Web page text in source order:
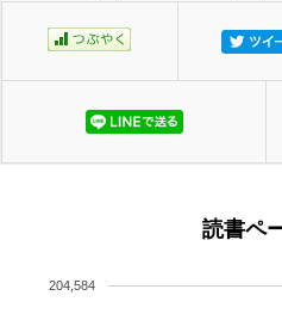
読書ペ
204,584